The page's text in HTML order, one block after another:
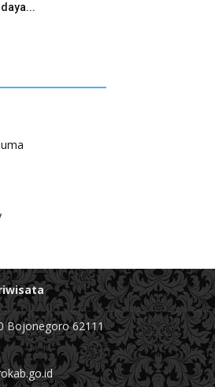
Bojonegoro 62111